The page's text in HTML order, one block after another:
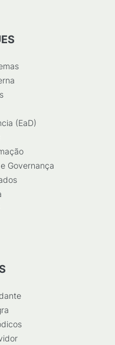
(EaD)
Governança